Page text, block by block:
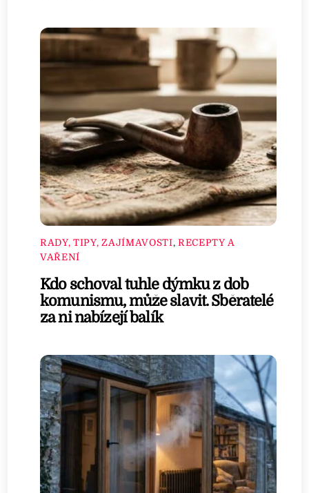
RADY, TIPY, ZAJÍMAVOSTI, RECEPTY A
VAŘENÍ
Kdo schoval tuhle dýmku z dob
komunismu, může slavit. Sběratelé
za ni nabízejí balík